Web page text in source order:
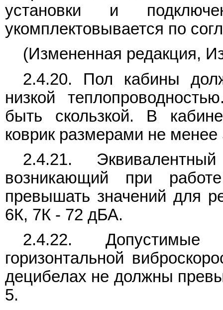
установки и
укомплектовывается по
(Измененная редакция,
2.4.20. Пол кабины
низкой
быть скользкой. В
коврик размерами не
2.4.21.
возникающий при
превышать значений для
6К, 7К - 72 дБА.
2.4.22. Допустимые
горизонтальной
децибелах не должны
5.